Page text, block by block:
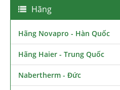
Hãng
Hãng Novapro - Hàn Quốc
Hãng Haier - Trung Quốc
Nabertherm - Đức